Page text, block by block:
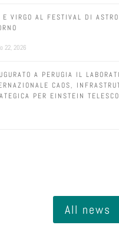
E VIRGO AL FESTIVAL DI
22, 2026
A PERUGIA IL
CAOS,
PER EINSTEIN
All news